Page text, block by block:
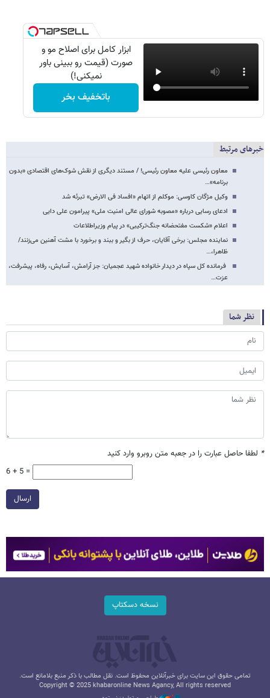
ابزار کامل برای اصلاح مو و
صورت (قیمت رو ببینی باور
نمیکنی!)
باتخفیف بخر
خبرهای مرتبط
معاون رئیسی علیه معاون رئیسی! / مستند دیگری از نقش شوک‌های اقتصادی «بدون
برنامه»…
وکیل مژگان کاوسی: موکلم از اتهام «افساد فی الارض» تبرئه شد
ادعای رسایی درباره «مصوبه شورای عالی امنیت ملی‌» پیرامون علی دایی
اعلام «شکست مفتحضانه جنگ‌ترکیبی» در پیام وزیراطلاعات
نماینده مجلس: برخی آقایان، حرف از بگیر و ببند و برخورد با مشت آهنین می‌زنند/
ظاهرا،…
فرمانده کل سپاه در دیدار خانواده شهید عجمیان: جز آرامش، آسایش، رفاه، پیشرفت،
عزت…
نظر شما
* لطفا حاصل عبارت را در جعبه متن روبرو وارد کنید
6 + 5 =
ارسال
نسخه دسکتاپ
تمامی حقوق این سایت برای خبرآنلاین محفوظ است. نقل مطالب با ذکر منبع بلامانع است.
Copyright © 2025 khabaronline News Agancy, All rights reserved